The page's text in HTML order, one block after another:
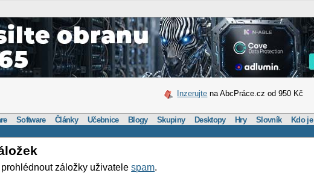
Inzerujte na AbcPráce.cz od 950 Kč
Software Články Učebnice Blogy Skupiny Desktopy Hry Slovník Kdo je
záložky uživatelespam.